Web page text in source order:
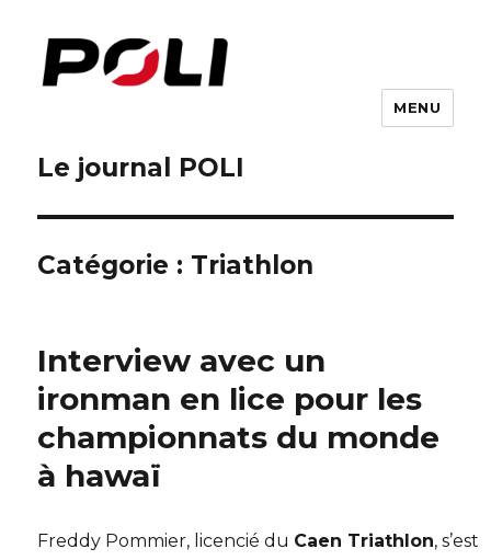
Le journal POLI
MENU
Catégorie : Triathlon
Interview avec un
ironman en lice pour les
championnats du monde
à hawaï
Freddy Pommier, licencié du Caen Triathlon, s’est